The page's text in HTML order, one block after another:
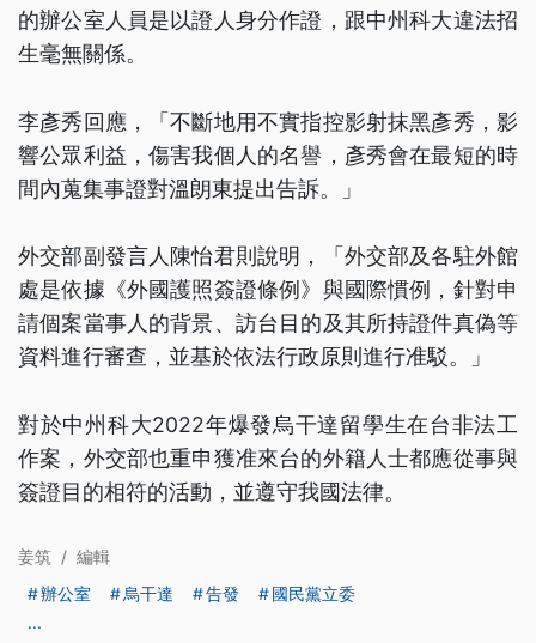
的辦公室人員是以證人身分作證，跟中州科大違法招
生毫無關係。
李彥秀回應，「不斷地用不實指控影射抹黑彥秀，影
響公眾利益，傷害我個人的名譽，彥秀會在最短的時
間內蒐集事證對溫朗東提出告訴。」
外交部副發言人陳怡君則說明，「外交部及各駐外館
處是依據《外國護照簽證條例》與國際慣例，針對申
請個案當事人的背景、訪台目的及其所持證件真偽等
資料進行審查，並基於依法行政原則進行准駁。」
對於中州科大2022年爆發烏干達留學生在台非法工
作案，外交部也重申獲准來台的外籍人士都應從事與
簽證目的相符的活動，並遵守我國法律。
姜筑 / 編輯
辦公室
烏干達 告發
國民黨立委
...